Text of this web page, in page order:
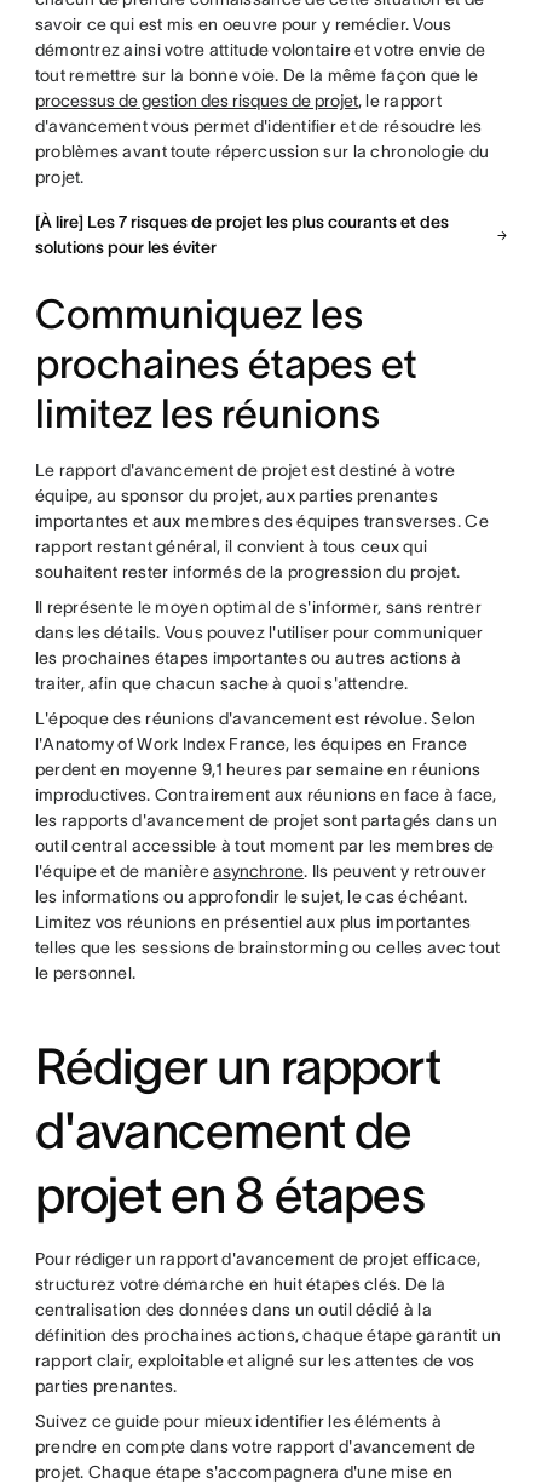
savoir ce qui est mis en oeuvre pour y remédier. Vous
démontrez ainsi votre attitude volontaire et votre envie de
tout remettre sur la bonne voie. De la même façon que le
processus de gestion des risques de projet, le rapport
d'avancement vous permet d'identifier et de résoudre les
problèmes avant toute répercussion sur la chronologie du
projet.
[À lire] Les 7 risques de projet les plus courants et des
solutions pour les éviter
Communiquez les
prochaines étapes et
limitez les réunions
Le rapport d'avancement de projet est destiné à votre
équipe, au sponsor du projet, aux parties prenantes
importantes et aux membres des équipes transverses. Ce
rapport restant général, il convient à tous ceux qui
souhaitent rester informés de la progression du projet.
Il représente le moyen optimal de s'informer, sans rentrer
dans les détails. Vous pouvez l'utiliser pour communiquer
les prochaines étapes importantes ou autres actions à
traiter, afin que chacun sache à quoi s'attendre.
L'époque des réunions d'avancement est révolue. Selon
l'Anatomy of Work Index France, les équipes en France
perdent en moyenne 9,1 heures par semaine en réunions
improductives. Contrairement aux réunions en face à face,
les rapports d'avancement de projet sont partagés dans un
outil central accessible à tout moment par les membres de
l'équipe et de manièreasynchrone. Ils peuvent y retrouver
les informations ou approfondir le sujet, le cas échéant.
Limitez vos réunions en présentiel aux plus importantes
telles que les sessions de brainstorming ou celles avec tout
le personnel.
Rédiger un rapport
d'avancement de
projet en 8 étapes
Pour rédiger un rapport d'avancement de projet efficace,
structurez votre démarche en huit étapes clés. De la
centralisation des données dans un outil dédié à la
définition des prochaines actions, chaque étape garantit un
rapport clair, exploitable et aligné sur les attentes de vos
parties prenantes.
Suivez ce guide pour mieux identifier les éléments à
prendre en compte dans votre rapport d'avancement de
projet. Chaque étape s'accompagnera d'une mise en